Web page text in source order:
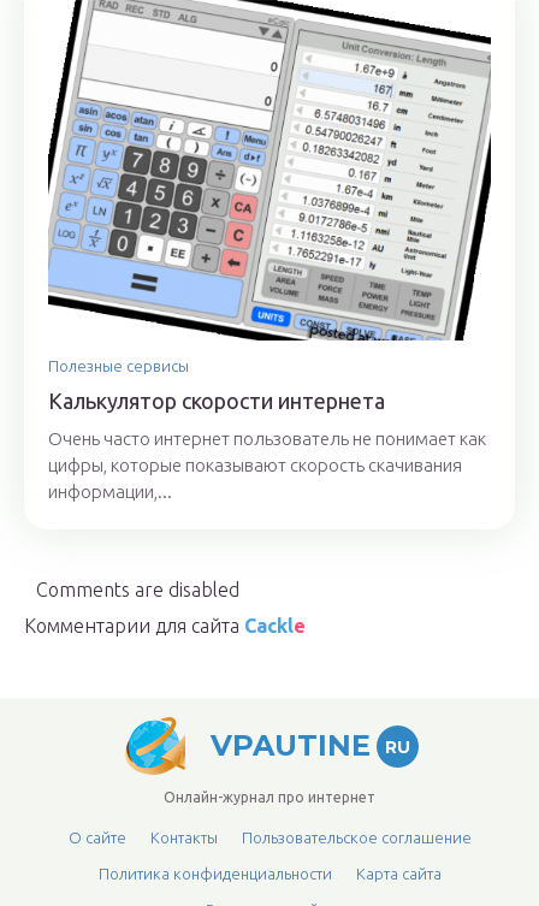
Полезные сервисы
Калькулятор скорости интернета
Очень часто интернет пользователь не понимает как
цифры, которые показывают скорость скачивания
информации,...
Comments are disabled
Комментарии для сайта Cackle
VPAUTINE RU
Онлайн-журнал про интернет
О сайте Контакты Пользовательское соглашение
Политика конфиденциальности Карта сайта